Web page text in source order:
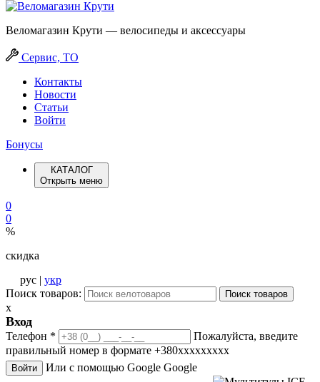
Веломагазин Крути — велосипеды и аксессуары
Сервис, ТО
Контакты
Новости
Статьи
Войти
Бонусы
КАТАЛОГ
Открыть меню
0
0
%
скидка
рус | укр
Поиск товаров:
Поиск товаров
x
Вход
Телефон *
Пожалуйста, введите
правильный номер в формате +380ххххххххх
Войти Или с помощью Google Google